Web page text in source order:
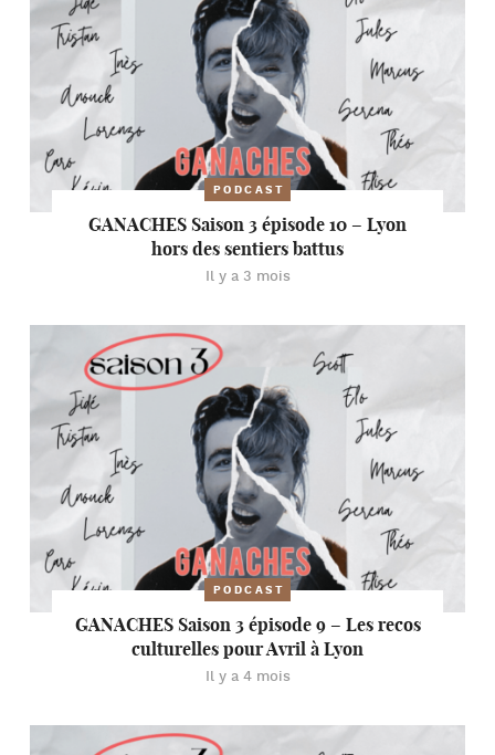
PODCAST
GANACHES Saison 3 épisode 10 – Lyon
hors des sentiers battus
Il y a 3 mois
PODCAST
GANACHES Saison 3 épisode 9 – Les recos
culturelles pour Avril à Lyon
Il y a 4 mois